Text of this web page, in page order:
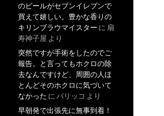
のビールがセブンイレブンで
買えて嬉しい。豊かな香りの
キリンブラウマイスター に 扇
寿神子屋 より
突然ですが手術をしたのでご
報告。と言ってもホクロの除
去なんですけど、周囲の人ほ
とんどそのホクロに気づいて
なかった に パリッコ より
早朝発で出張先に無事到着！